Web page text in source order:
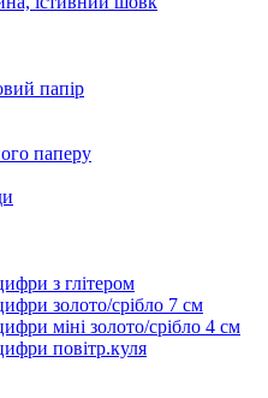
папір
паперу
з глітером
золото/срібло 7 см
міні золото/срібло 4 см
повітр.куля